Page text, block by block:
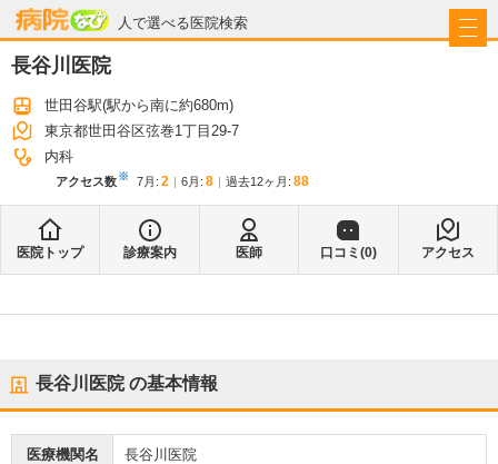
人で選べる医院検索
病院なび
長谷川医院
世田谷駅(駅から南に約680m)
東京都世田谷区弦巻1丁目29-7
内科
アクセス数※ 7月 : 2 6月 : 8 過去12ヶ月: 88
医院トップ 診療案内 医師 口コミ(0) アクセス
長谷川医院の基本情報
医療機関名 長谷川医院